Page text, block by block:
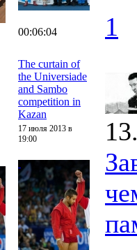
00:06:04
The curtain of
the Universiade
and Sambo
competition in
Kazan
17 июля 2013 в
19:00
1